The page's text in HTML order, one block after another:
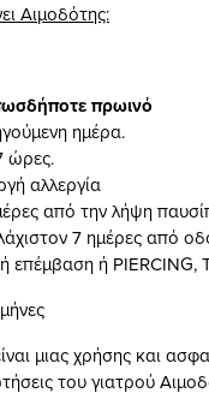
Αιμοδότης:
πρωινό
ημέρα.
ώρες.
αλλεργία
από την λήψη
7 ημέρες από
επέμβαση ή
μιας χρήσης και
του γιατρού